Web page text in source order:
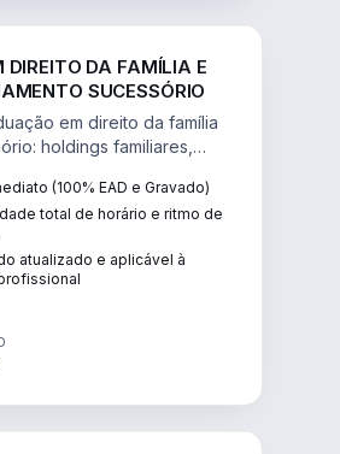
DIREITO DA FAMÍLIA E
SUCESSÓRIO
em direito da família
holdings familiares,
da sucessão.
(100% EAD e Gravado)
total de horário e ritmo de
atualizado e aplicável à